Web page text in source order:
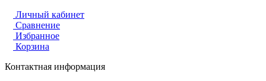
Личный кабинет
Сравнение
Избранное
Корзина
Контактная информация